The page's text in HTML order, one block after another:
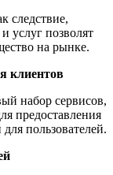
следствие,
услуг позволят
на рынке.
клиентов
набор сервисов,
предоставления
пользователей.